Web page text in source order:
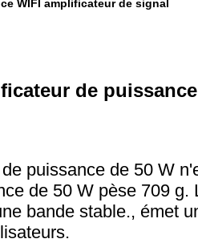
WIFI amplificateur de signal
de
puissance de 50 W
de 50 W pèse 709
bande stable., émet